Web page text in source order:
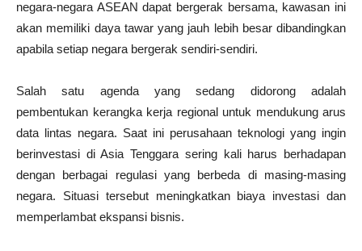
negara-negara ASEAN dapat bergerak bersama, kawasan ini
akan memiliki daya tawar yang jauh lebih besar dibandingkan
apabila setiap negara bergerak sendiri-sendiri.
Salah satu agenda yang sedang didorong adalah
pembentukan kerangka kerja regional untuk mendukung arus
data lintas negara. Saat ini perusahaan teknologi yang ingin
berinvestasi di Asia Tenggara sering kali harus berhadapan
dengan berbagai regulasi yang berbeda di masing-masing
negara. Situasi tersebut meningkatkan biaya investasi dan
memperlambat ekspansi bisnis.